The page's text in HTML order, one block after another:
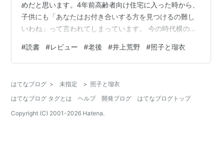
めだと思います。4年前高齢者向け住宅に入った時から、
子供にも「あなたはお付き合いする方を見つけるの難し
いわね」って言われてしまっています。 今の時代横の繋
を自ら作り、孤独の中に暮らすことになります。近くの
カフエで、差し支えが生じない限りに読書会などやって
てしまいました。生きることへの意味づけの違いを語り
合うのはむずかしいです。時を送る思いの違いなのでし
ょうか。お蔭さまで２，３のおともだちはできまし…
#読書 #レビュー #老後 #井上荒野 #照子と瑠衣
はてなブログ > 未指定 > 照子と瑠衣
はてなブログ タグとは
ヘルプ 開発ブログ
はてなブログトップ
Copyright (C) 2001-2026 Hatena.